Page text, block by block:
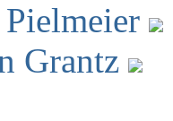
Grantz